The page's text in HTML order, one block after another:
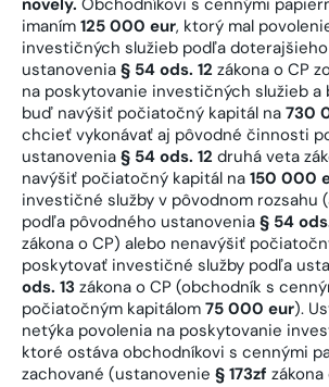
novely. Obchodníkovi s cennými
imaním 125 000 eur, ktorý mal
investičných služieb podľa
ustanovenia § 54 ods. 12 zákona o CP
na poskytovanie investičných služieb a
buď navýšiť počiatočný kapitál na 730
chcieť vykonávať aj pôvodné činnosti
ustanovenia § 54 ods. 12 druhá veta
navýšiť počiatočný kapitál na 150 000
investičné služby v pôvodnom rozsahu
podľa pôvodného ustanovenia § 54
zákona o CP) alebo nenavýšiť
poskytovať investičné služby podľa
ods. 13 zákona o CP (obchodník s
počiatočným kapitálom 75 000 eur).
netýka povolenia na poskytovanie
ktoré ostáva obchodníkovi s cennými
zachované (ustanovenie § 173zf zákona